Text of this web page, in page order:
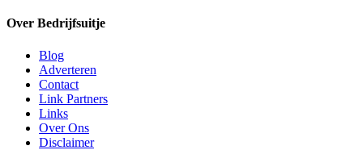
Over Bedrijfsuitje
Blog
Adverteren
Contact
Link Partners
Links
Over Ons
Disclaimer